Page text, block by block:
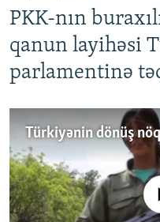
PKK-nın
qanun layihəsi
parlamentinə
No media